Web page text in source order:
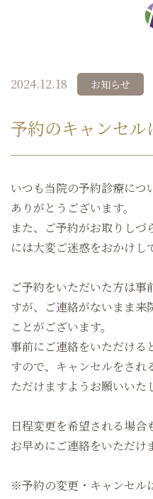
2024.12.18 お知らせ
予約のキャンセル
いつも当院の予約診療につ
ありがとうございます。
また、ご予約がお取りし
には大変ご迷惑をおかけし
ご予約をいただいた方は事
すが、ご連絡がないまま来
ことがございます。
事前にご連絡をいただける
すので、キャンセルをされ
ただけますようお願いいた
日程変更を希望される場
お早めにご連絡をいただけ
※予約の変更・キャンセル